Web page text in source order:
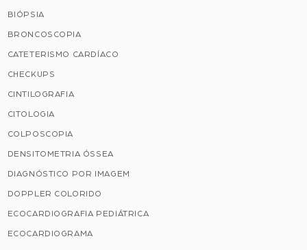
BIÓPSIA
BRONCOSCOPIA
CATETERISMO CARDÍACO
CHECKUPS
CINTILOGRAFIA
CITOLOGIA
COLPOSCOPIA
DENSITOMETRIA ÓSSEA
DIAGNÓSTICO POR IMAGEM
DOPPLER COLORIDO
ECOCARDIOGRAFIA PEDIÁTRICA
ECOCARDIOGRAMA